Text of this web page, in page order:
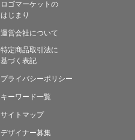
ロゴマーケットの
はじまり
運営会社について
特定商品取引法に
基づく表記
プライバシーポリシー
キーワード一覧
サイトマップ
デザイナー募集